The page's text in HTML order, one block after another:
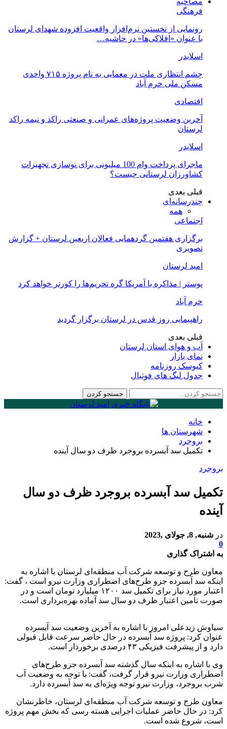
فرهنگی
رونمایی از نخستین نرم‌افزار واقعیت افزوده شهدای لرستان
با عنوان «افلاکی‌ها» در حاشیه…
اسلایدر
چشم انتظاری ملت در معمایی به نام پروژه ۷۱۵ واحدی
مسکن ملی خرم آباد
اقتصادی
آخرین وضعیت پروژه‌های عمرانی و صنعتی راکد و نیمه راکد
لرستان
اسلایدر
ماجرای پرداخت وام 100 میلیونی برای نوسازی تجهیزات
کشاورزان لرستانی چیست؟
قبلی بعدی
چندرسانه‌ای
همه
اجتماعی
برگزاری هفتمین گردهمایی فعالان اربعین لرستان + گزارش
تصویری
امید لرستان
پوستر | مذاکره با آمریکا گره تحریم‌ها را کورتر خواهد کرد
خرم آباد
راهپیمایی روز قدس در لرستان برگزار گردید
قبلی بعدی
آب و هوای استان لرستان
نمای بازار
کیوسک روزنامه
جدول لیگ های فوتبال
خانه
شهرستان ها
بروجرد
تکمیل سد آبسرده بروجرد ظرف دو سال آینده
بروجرد
تکمیل سد آبسرده بروجرد ظرف دو سال
آینده
در شنبه, 8, جولای ,2023
0
به اشتراک گذاری
معاون طرح و توسعه شرکت آب منطقه‌ای لرستان با اشاره به
اینکه سد آبسرده جزو طرح‌های اضطراری وزارت نیرو است ، گفت:
اعتبار مورد نیاز برای تکمیل سد ۱۲۰۰ میلیارد تومان است و در
صورت تامین اعتبار ظرف دو سال سد آماده بهره‌برداری است.
سیاوش زیدعلی امروز با اشاره به آخرین وضعیت سد آبسرده
عنوان کرد: پروژه سد آبسرده در حال حاضر سرعت قابل قبولی
دارد و از پیشرفت فیزیکی ۴۳ درصدی برخوردار است.
وی با اشاره به اینکه سال گذشته سد آبسرده جزو طرح‌های
اضطراری وزارت نیرو قرار گرفت، گفت: با توجه به وضعیت آب
شرب بروجرد، وزارت نیرو توجه ویژه‌ای به سد آبسرده دارد.
معاون طرح و توسعه شرکت آب منطقه‌ای لرستان، خاطرنشان
کرد: در حال حاضر عملیات اجرایی هسته‌ رسی که بخش مهم پروژه
است، شروع شده است.